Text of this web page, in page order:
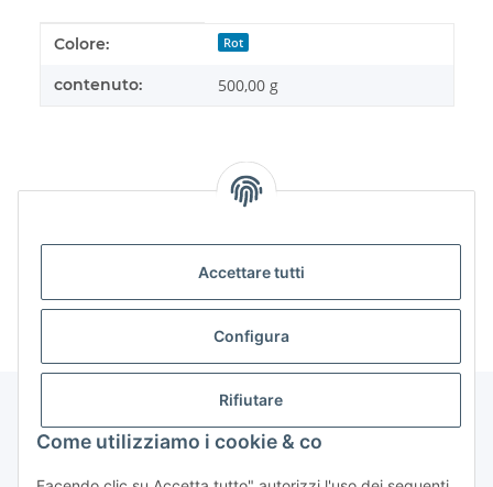
Accettare tutti
Configura
Rifiutare
Come utilizziamo i cookie & co
#productDetails.itemInformation#
#productDetails.itemValue#
Colore: Rot
contenuto: 500,00 g